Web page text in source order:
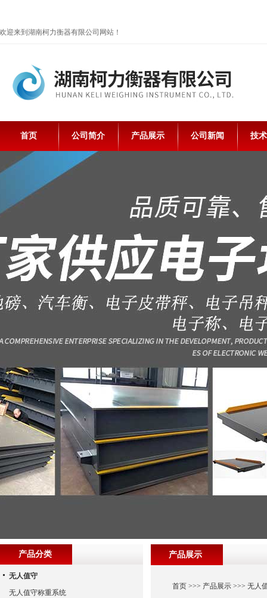
欢迎来到湖南柯力衡器有限公司网站！
首页 公司简介 产品展示 公司新闻 技
产品展示
首页>>> 产品展示>>> 无人
产品分类
无人值守
无人值守称重系统